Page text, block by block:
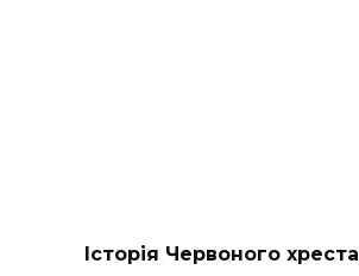
Історія Червоного хреста